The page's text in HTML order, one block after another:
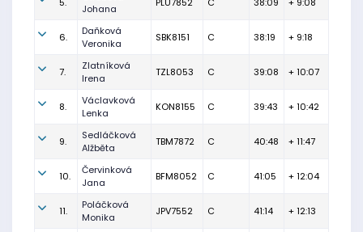
Johana
6.
Daňková
Veronika
SBK8151 C 38:19 + 9:18
7.
Zlatníková
Irena
TZL8053 C 39:08 + 10:07
8.
Václavková
Lenka
KON8155 C 39:43 + 10:42
9.
Sedláčková
Alžběta
TBM7872 C 40:48 + 11:47
10.
Červinková
Jana
BFM8052 C 41:05 + 12:04
11.
Poláčková
Monika
JPV7552 C 41:14 + 12:13